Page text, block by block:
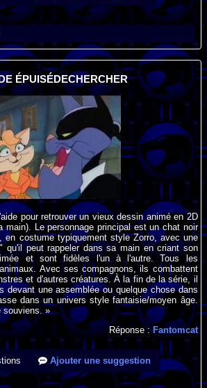
ÉPUISÉDECHERCHER
pour retrouver un vieux dessin animé en 2D
main). Le personnage principal est un chat noir
en costume typiquement style Zorro, avec une
qu'il peut rappeler dans sa main en criant son
et sont fidèles l'un à l'autre. Tous les
Avec ses compagnons, ils combattent
et d'autres créatures. À la fin de la série, il
devant une assemblée ou quelque chose dans
dans un univers style fantaisie/moyen âge.
souviens. »
Réponse :Fantomcat
Ajouter une suggestion